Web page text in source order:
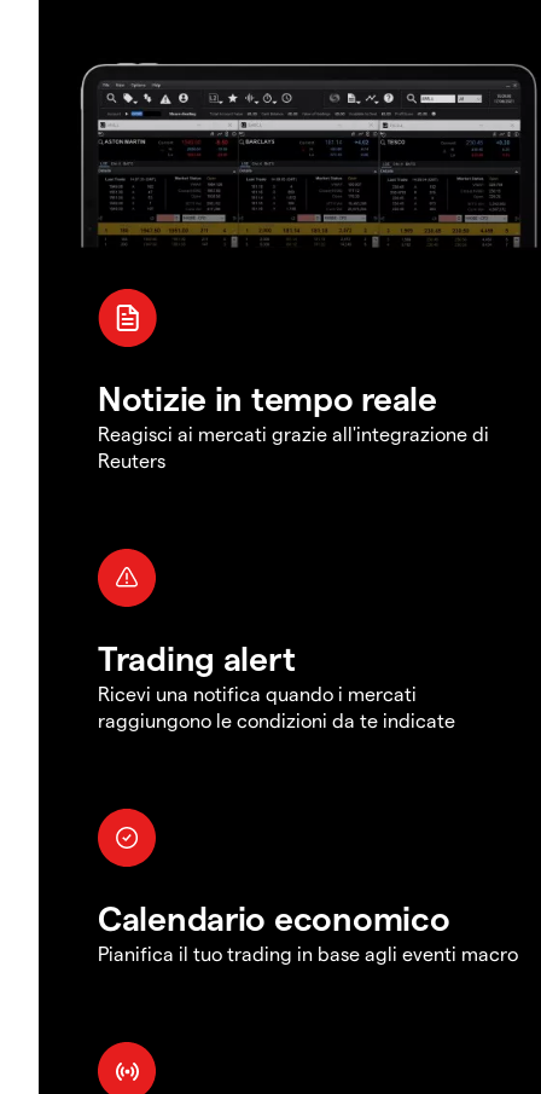
Notizie in tempo reale
Reagisci ai mercati grazie all'integrazione di
Reuters
Trading alert
Ricevi una notifica quando i mercati
raggiungono le condizioni da te indicate
Calendario economico
Pianifica il tuo trading in base agli eventi macro